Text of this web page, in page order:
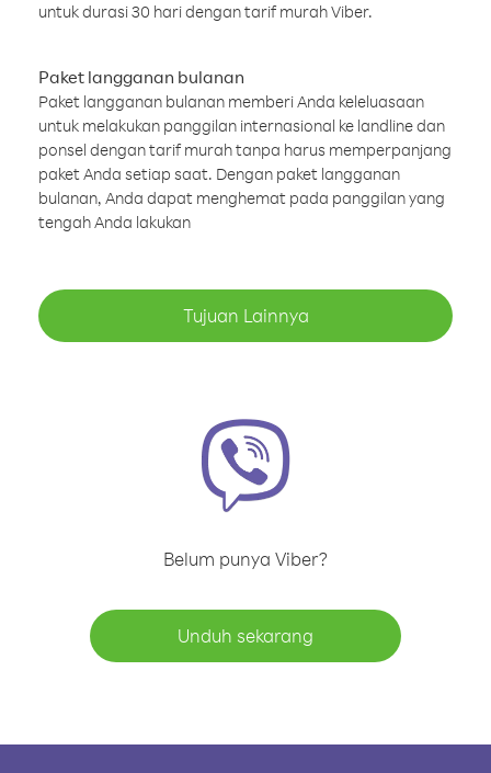
untuk durasi 30 hari dengan tarif murah Viber.
Paket langganan bulanan
Paket langganan bulanan memberi Anda keleluasaan
untuk melakukan panggilan internasional ke landline dan
ponsel dengan tarif murah tanpa harus memperpanjang
paket Anda setiap saat. Dengan paket langganan
bulanan, Anda dapat menghemat pada panggilan yang
tengah Anda lakukan
Tujuan Lainnya
Belum punya Viber?
Unduh sekarang